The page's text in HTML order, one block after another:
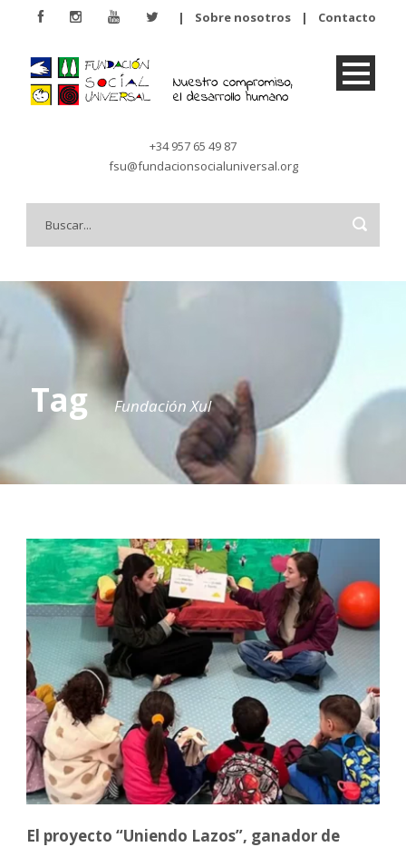
| Sobre nosotros | Contacto
+34 957 65 49 87
fsu@fundacionsocialuniversal.org
Tag Fundación Xul
El proyecto “Uniendo Lazos”, ganador de